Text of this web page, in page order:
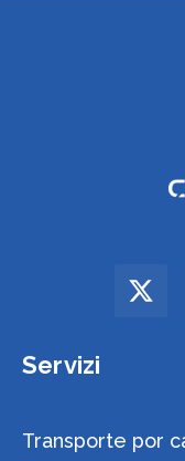
Servizi
Transporte por